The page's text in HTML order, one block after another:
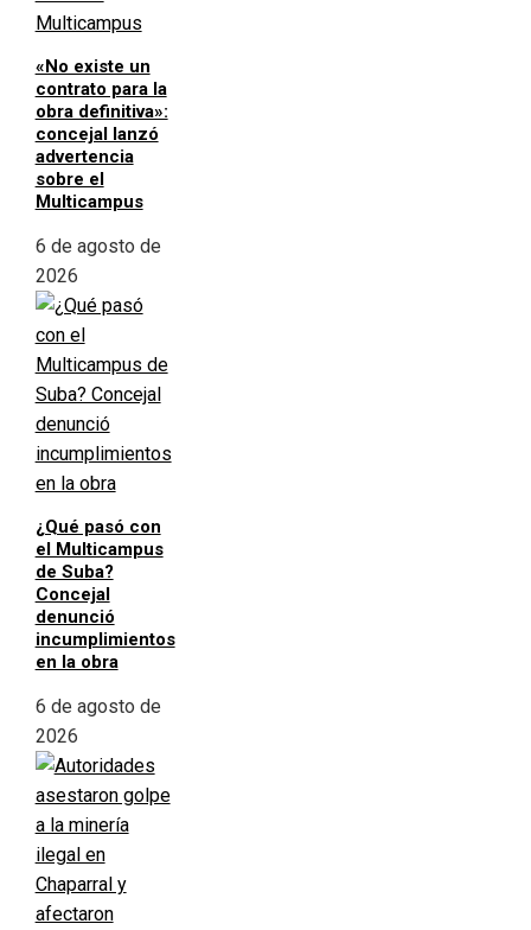
«No existe un
contrato para la
obra definitiva»:
concejal lanzó
advertencia
sobre el
Multicampus
6 de agosto de
2026
¿Qué pasó con
el Multicampus
de Suba?
Concejal
denunció
incumplimientos
en la obra
6 de agosto de
2026